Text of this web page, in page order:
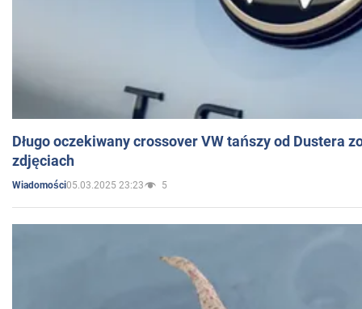
Długo oczekiwany crossover VW tańszy od Dustera
zdjęciach
Wiadomości05.03.2025 23:23 5